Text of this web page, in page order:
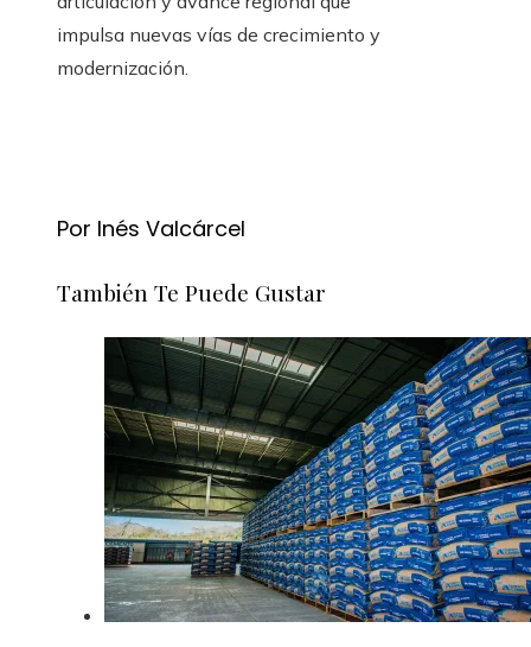
impulsa nuevas vías de crecimiento y
modernización.
Por Inés Valcárcel
También Te Puede Gustar